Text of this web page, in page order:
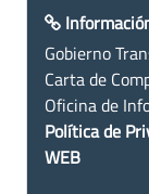
Gobierno
Carta de
Oficina de
Política de
WEB